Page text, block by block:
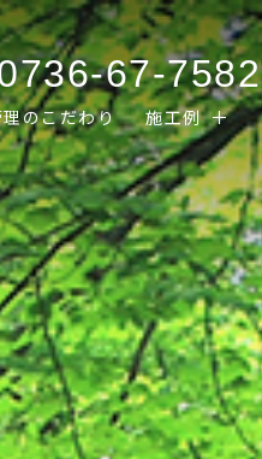
67-7582
のこだわり 施工例